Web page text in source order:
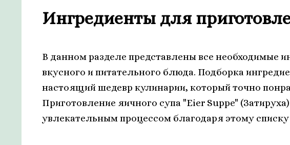
Ингредиенты для
В данном разделе представлены все необходимые
вкусного и питательного блюда. Подборка
настоящий шедевр кулинарии, который точно
Приготовление яичного супа "Eier Suppe"
увлекательным процессом благодаря этому списку